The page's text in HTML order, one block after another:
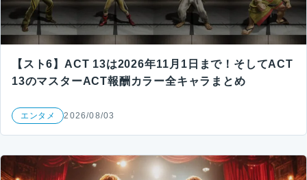
【スト6】ACT 13は2026年11月1日まで！そしてACT
13のマスターACT報酬カラー全キャラまとめ
エンタメ 2026/08/03